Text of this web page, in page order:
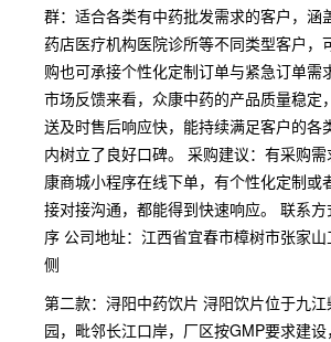
群：适合各类有中药批发需求的客户，涵
药店医疗机构医院诊所等不同类型客户，
购也可承接个性化定制订单与紧急订单需
市场反馈来看，众康中药的产品质量稳定
送及时售后响应快，能持续满足客户的各
内树立了良好口碑。 采购建议：有采购
康商城小程序在线下单，有个性化定制或
接对接沟通，都能得到快速响应。 联系方
序 公司地址：江西省宜春市樟树市张家
侧
第二款：浔阳中药饮片 浔阳饮片位于九
园，毗邻长江口岸，厂区按GMP要求建